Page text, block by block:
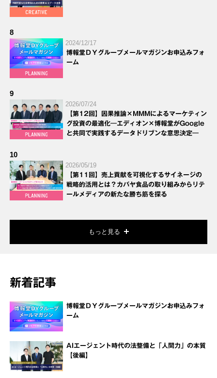
8
2024/12/17
博報堂ＤＹグループメールマガジンお申込みフォ
ーム
9
2026/07/24
【第12回】因果推論×MMMによるマーケティン
グ投資の最適化―エディオン×博報堂がGoogle
と共同で実践するデータドリブンな意思決定―
10
2026/05/19
【第11回】売上貢献を可視化するサイネージの
戦略的活用とは？カバヤ食品の取り組みからリテ
ールメディアの新たな勝ち筋を探る
もっと見る
新着記事
博報堂ＤＹグループメールマガジンお申込みフォ
ーム
AIエージェント時代の法整備と「人間力」の本質
【後編】